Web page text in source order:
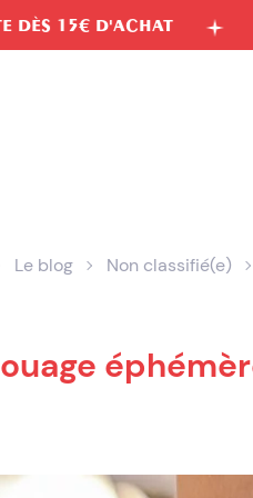
ENCRES
Le blog Non classifié(e)